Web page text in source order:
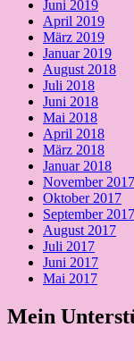
Juni 2019
April 2019
März 2019
Januar 2019
August 2018
Juli 2018
Juni 2018
Mai 2018
April 2018
März 2018
Januar 2018
November 2017
Oktober 2017
September 2017
August 2017
Juli 2017
Juni 2017
Mai 2017
Mein